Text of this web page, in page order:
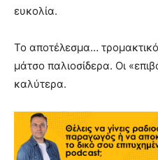
ευκολία.
Το αποτέλεσμα…
μάτσο παλιοσίδερα. Οι
καλύτερα.